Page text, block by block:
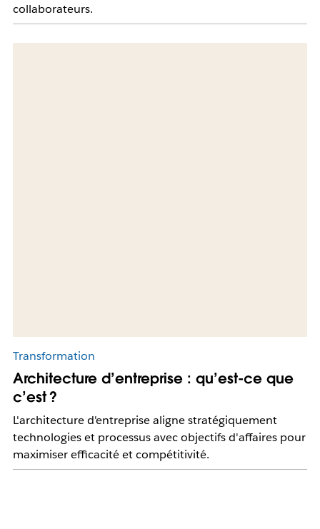
collaborateurs.
Transformation
Architecture d’entreprise : qu’est-ce que
c’est ?
L'architecture d'entreprise aligne stratégiquement
technologies et processus avec objectifs d'affaires pour
maximiser efficacité et compétitivité.